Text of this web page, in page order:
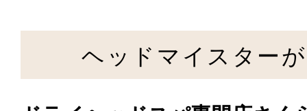
ヘッドマイスター